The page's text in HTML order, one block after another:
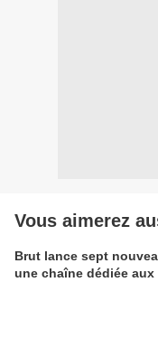
Vous aimerez
Brut lance sept
une chaîne dédiée